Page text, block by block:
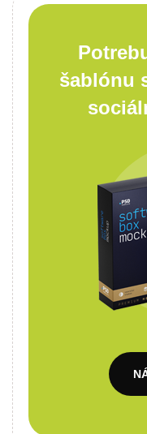
šablónu